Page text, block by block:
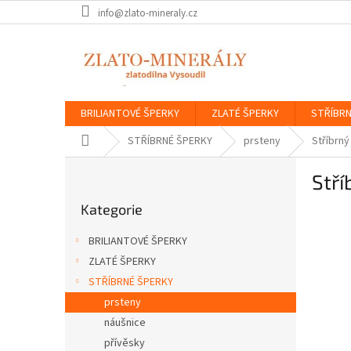
na
info@zlato-mineraly.cz
BRILIANTOVÉ ŠPERKY ZLATÉ ŠPERKY
Domů STŘÍBRNÉ ŠPERKY prsteny
kategorie
Kategorie
BRILIANTOVÉ ŠPERKY
ZLATÉ ŠPERKY
STŘÍBRNÉ ŠPERKY
prsteny
náušnice
přívěsky